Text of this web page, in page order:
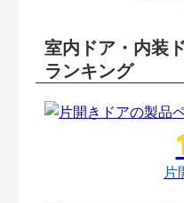
室内ドア・内装
ランキング
片